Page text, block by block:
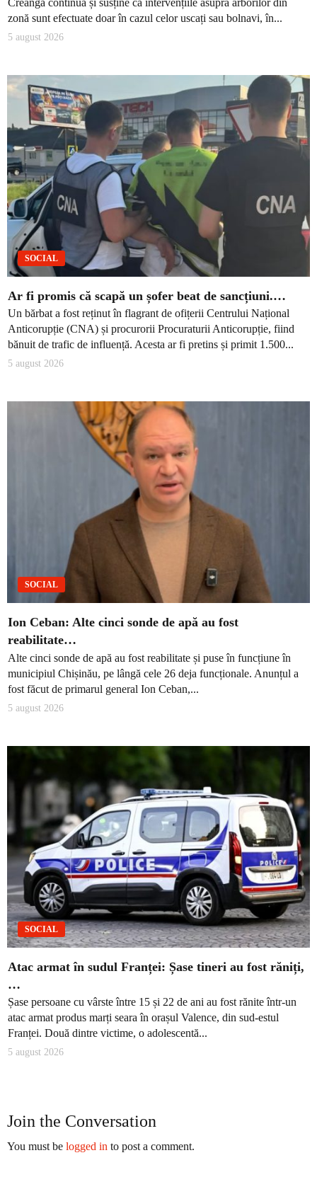
Creangă continuă și susține că intervențiile asupra arborilor din
zonă sunt efectuate doar în cazul celor uscați sau bolnavi, în...
5 august 2026
SOCIAL
Ar fi promis că scapă un șofer beat de sancțiuni.…
Un bărbat a fost reținut în flagrant de ofițerii Centrului Național
Anticorupție (CNA) și procurorii Procuraturii Anticorupție, fiind
bănuit de trafic de influență. Acesta ar fi pretins și primit 1.500...
5 august 2026
SOCIAL
Ion Ceban: Alte cinci sonde de apă au fost
reabilitate…
Alte cinci sonde de apă au fost reabilitate și puse în funcțiune în
municipiul Chișinău, pe lângă cele 26 deja funcționale. Anunțul a
fost făcut de primarul general Ion Ceban,...
5 august 2026
SOCIAL
Atac armat în sudul Franței: Șase tineri au fost răniți,
…
Șase persoane cu vârste între 15 și 22 de ani au fost rănite într-un
atac armat produs marți seara în orașul Valence, din sud-estul
Franței. Două dintre victime, o adolescentă...
5 august 2026
Join the Conversation
You must be logged in to post a comment.